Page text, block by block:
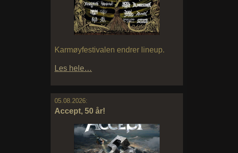
Karmøyfestivalen endrer lineup.
Les hele…
05.08.2026:
Accept, 50 år!